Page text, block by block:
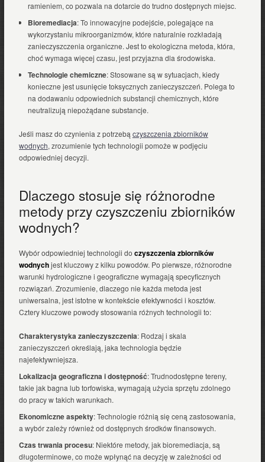
ramieniem, co pozwala na dotarcie do trudno dostępnych miejsc.
Bioremediacja: To innowacyjne podejście, polegające na
wykorzystaniu mikroorganizmów, które naturalnie rozkładają
zanieczyszczenia organiczne. Jest to ekologiczna metoda, która,
choć wymaga więcej czasu, jest przyjazna dla środowiska.
Technologie chemiczne: Stosowane są w sytuacjach, kiedy
konieczne jest usunięcie toksycznych zanieczyszczeń. Polega to
na dodawaniu odpowiednich substancji chemicznych, które
neutralizują niepożądane substancje.
Jeśli masz do czynienia z potrzebą czyszczenia zbiorników
wodnych, zrozumienie tych technologii pomoże w podjęciu
odpowiedniej decyzji.
Dlaczego stosuje się różnorodne
metody przy czyszczeniu zbiorników
wodnych?
Wybór odpowiedniej technologii do czyszczenia zbiorników
wodnychjest kluczowy z kilku powodów. Po pierwsze, różnorodne
warunki hydrologiczne i geograficzne wymagają specyficznych
rozwiązań. Zrozumienie, dlaczego nie każda metoda jest
uniwersalna, jest istotne w kontekście efektywności i kosztów.
Cztery kluczowe powody stosowania różnych technologii to:
Charakterystyka zanieczyszczenia: Rodzaj i skala
zanieczyszczeń określają, jaka technologia będzie
najefektywniejsza.
Lokalizacja geograficzna i dostępność: Trudnodostępne tereny,
takie jak bagna lub torfowiska, wymagają użycia sprzętu zdolnego
do pracy w takich warunkach.
Ekonomiczne aspekty: Technologie różnią się ceną zastosowania,
a wybór zależy również od dostępnych środków finansowych.
Czas trwania procesu: Niektóre metody, jak bioremediacja, są
długoterminowe, co może wpłynąć na decyzję w zależności od